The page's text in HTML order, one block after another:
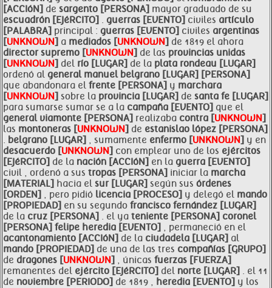
[ACCIóN] de sargento [PERSONA] mayor graduado de su
escuadrón [EJéRCITO] . guerras [EVENTO] civiles artículo
[PALABRA] principal : guerras [EVENTO] civiles argentinas
[UNKNOWN] a mediados [UNKNOWN] de 1819 el ahora
director supremo [UNKNOWN] de las provincias unidas
[UNKNOWN] del río [LUGAR] de la plata rondeau [LUGAR]
ordenó al general manuel belgrano [LUGAR] [PERSONA]
que abandonara el frente [PERSONA] y marchara
[UNKNOWN] sobre la provincia [LUGAR] de santa fe [LUGAR]
para sumarse sumar se a la campaña [EVENTO] que el
general viamonte [PERSONA] realizaba contra [UNKNOWN]
las montoneras [UNKNOWN] de estanislao lópez [PERSONA]
. belgrano [LUGAR] , sumamente enfermo [UNKNOWN] y en
desacuerdo [UNKNOWN] con emplear uno de los ejércitos
[EJéRCITO] de la nación [ACCIóN] en la guerra [EVENTO]
civil , ordenó a sus tropas [PERSONA] iniciar la marcha
[MATERIAL] hacia el sur [LUGAR] según sus órdenes
[ORDEN] , pero pidió licencia [PROCESO] y delegó el mando
[PROPIEDAD] en su segundo francisco fernández [LUGAR]
de la cruz [PERSONA] . el ya teniente [PERSONA] coronel
[PERSONA] felipe heredia [EVENTO] , permaneció en el
acantonamiento [ACCIóN] de la ciudadela [LUGAR] al
mando [PROPIEDAD] de una de las tres compañías [GRUPO]
de dragones [UNKNOWN] , únicas fuerzas [FUERZA]
remanentes del ejército [EJéRCITO] del norte [LUGAR] . el 11
de noviembre [PERIODO] de 1819 , heredia [EVENTO] y los